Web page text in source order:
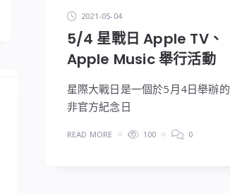
2021-05-04
5/4 星戰日 Apple TV、
Apple Music 舉行活動
星際大戰日是一個於5月4日舉辦的
非官方紀念日
READ MORE 100 0